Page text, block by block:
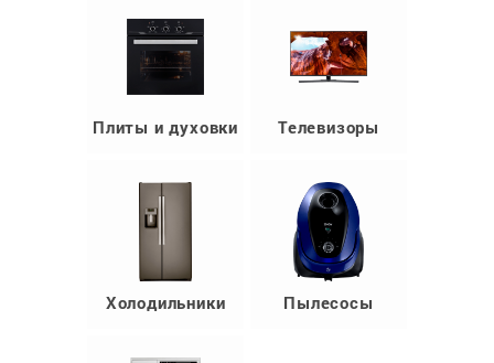
Плиты и духовки Телевизоры
Холодильники Пылесосы